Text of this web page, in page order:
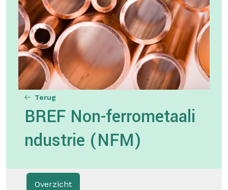
Terug
BREF Non-ferrometaali
ndustrie (NFM)
Overzicht